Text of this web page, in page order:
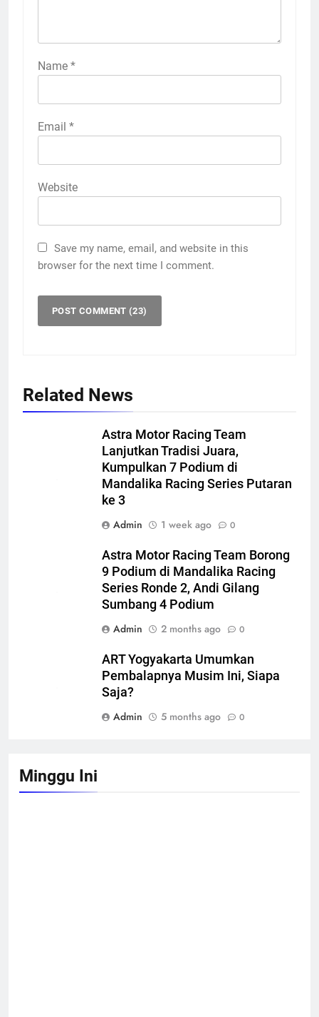
Name *
Email *
Website
Save my name, email, and website in this
browser for the next time I comment.
Related News
Astra Motor Racing Team
Lanjutkan Tradisi Juara,
Kumpulkan 7 Podium di
Mandalika Racing Series Putaran
ke 3
Admin
1 week ago 0
Astra Motor Racing Team Borong
9 Podium di Mandalika Racing
Series Ronde 2, Andi Gilang
Sumbang 4 Podium
Admin
2 months ago 0
ART Yogyakarta Umumkan
Pembalapnya Musim Ini, Siapa
Saja?
Admin
5 months ago 0
Minggu Ini